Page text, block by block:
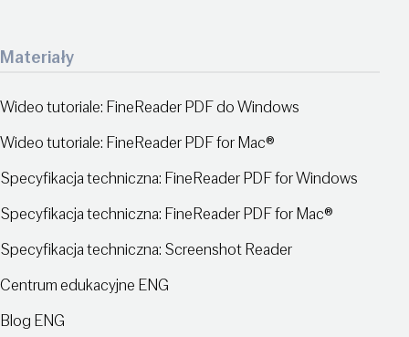
Materiały
Wideo tutoriale: FineReader PDF do Windows
Wideo tutoriale: FineReader PDF for Mac®
Specyfikacja techniczna: FineReader PDF for Windows
Specyfikacja techniczna: FineReader PDF for Mac®
Specyfikacja techniczna: Screenshot Reader
Centrum edukacyjne ENG
Blog ENG